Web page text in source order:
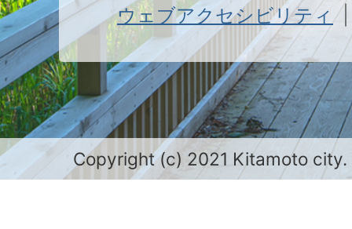
ウェブアクセシビリティ
Copyright (c) 2021 Kitamoto city.